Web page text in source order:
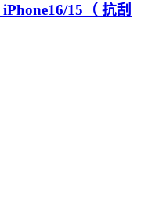
15（ 抗刮